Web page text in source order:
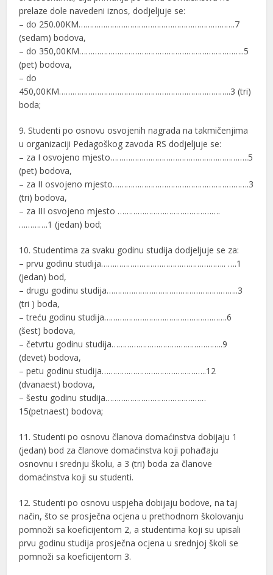
prelaze dole navedeni iznos, dodjeljuje se:
– do 250.00KM…………………………………………………………….7
(sedam) bodova,
– do 350,00KM………………………………………………………………..5
(pet) bodova,
– do
450,00KM…………………………………………………………………..3 (tri)
boda;
9. Studenti po osnovu osvojenih nagrada na takmičenjima
u organizaciji Pedagoškog zavoda RS dodjeljuje se:
– za I osvojeno mjesto……………………………………………………..5
(pet) bodova,
– za II osvojeno mjesto…………………………………………………….3
(tri) bodova,
– za III osvojeno mjesto ……………………………………….
………….1 (jedan) bod;
10. Studentima za svaku godinu studija dodjeljuje se za:
– prvu godinu studija……………………………………………….. ….1
(jedan) bod,
– drugu godinu studija…………………………………………………..3
(tri ) boda,
– treću godinu studija……………………………………………….6
(šest) bodova,
– četvrtu godinu studija…………………………………………..9
(devet) bodova,
– petu godinu studija………………………………………..12
(dvanaest) bodova,
– šestu godinu studija………………………………………
15(petnaest) bodova;
11. Studenti po osnovu članova domaćinstva dobijaju 1
(jedan) bod za članove domaćinstva koji pohađaju
osnovnu i srednju školu, a 3 (tri) boda za članove
domaćinstva koji su studenti.
12. Studenti po osnovu uspjeha dobijaju bodove, na taj
način, što se prosječna ocjena u prethodnom školovanju
pomnoži sa koeficijentom 2, a studentima koji su upisali
prvu godinu studija prosječna ocjena u srednjoj školi se
pomnoži sa koeficijentom 3.